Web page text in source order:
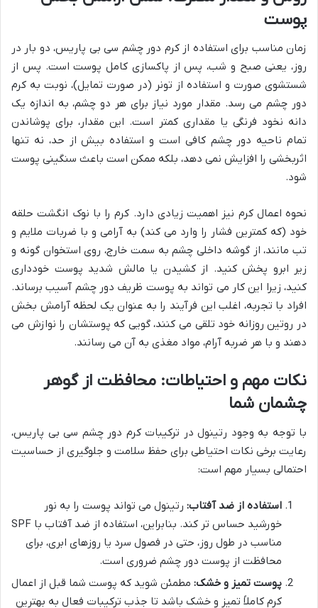
پوست
زمان مناسب برای استفاده از کرم دور چشم سی بی پاریس، دو بار در
روز، یعنی صبح و شب، پس از پاکسازی کامل پوست است. پس از
شستشوی صورت و استفاده از تونر (در صورت تمایل)، نوبت به کرم
دور چشم می رسد. مقدار مورد نیاز برای هر دو چشم، به اندازه یک
دانه نخود فرنگی یا مقداری کمتر است. این مقدار، برای پوشاندن
تمام ناحیه دور چشم کافی است و استفاده بیش از حد، نه تنها
اثربخشی را افزایش نمی دهد، بلکه ممکن است باعث سنگینی پوست
شود.
نحوه اعمال کرم نیز اهمیت زیادی دارد. کرم را با نوک انگشت حلقه
خود (که کمترین فشار را وارد می کند) به آرامی و با ضربات ملایم و
تب مانند، از گوشه داخلی چشم به سمت خارج، روی استخوان گونه و
زیر ابرو پخش کنید. از کشیدن یا مالش شدید پوست خودداری
کنید، زیرا این کار می تواند به پوست ظریف دور چشم آسیب برساند.
افراد با تجربه، اغلب این فرآیند را به عنوان یک لحظه آرامش بخش
در روتین روزانه خود تلقی می کنند، گویی که پوستشان را نوازش می
دهند و با هر ضربه آرام، مواد مغذی به آن می رسانند.
نکات مهم و احتیاطات: محافظت از گوهر
چشمان شما
با توجه به وجود رتینول در ترکیبات کرم دور چشم سی بی پاریس،
رعایت برخی نکات احتیاطی برای حفظ سلامت و جلوگیری از حساسیت
احتمالی بسیار مهم است:
استفاده از ضد آفتاب: رتینول می تواند پوست را به نور
خورشید حساس تر کند. بنابراین، استفاده از ضد آفتاب با SPF
مناسب در طول روز، حتی در فصول سرد یا روزهای ابری، برای
محافظت از پوست دور چشم ضروری است.
پوست تمیز و خشک: مطمئن شوید که پوست شما قبل از اعمال
کرم کاملاً تمیز و خشک باشد تا جذب ترکیبات فعال به بهترین